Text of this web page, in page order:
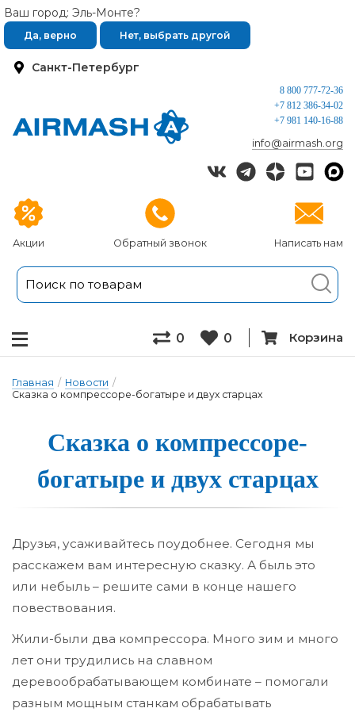
Санкт-Петербург
Ваш город: Эль-Монте?
Да, верно Нет, выбрать другой
Акции Обратный звонок Написать нам
8 800 777-72-36
+7 812 386-34-02
+7 981 140-16-88
info@airmash.org
0 0 Корзина
Главная / Новости /
Сказка о компрессоре-богатыре и двух старцах
Сказка о компрес­со­ре-
бо­га­ты­ре и двух стар­цах
Друзья, усаживайтесь поудобнее. Сегодня мы
расскажем вам интересную сказку. А быль это
или небыль – решите сами в конце нашего
повествования.
Жили-были два компрессора. Много зим и много
лет они трудились на славном
деревообрабатывающем комбинате – помогали
разным мощным станкам обрабатывать